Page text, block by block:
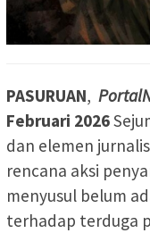
PASURUAN,
Februari 2026
dan elemen
rencana aksi
menyusul belum
terhadap terduga